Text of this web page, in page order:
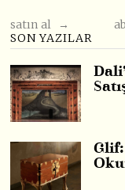
satın al →
SON YAZILAR
Glif: